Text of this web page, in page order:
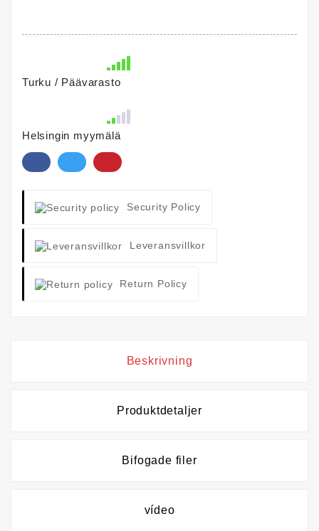
Turku / Päävarasto
Helsingin myymälä
Security Policy
Leveransvillkor
Return Policy
Beskrivning
Produktdetaljer
Bifogade filer
vídeo